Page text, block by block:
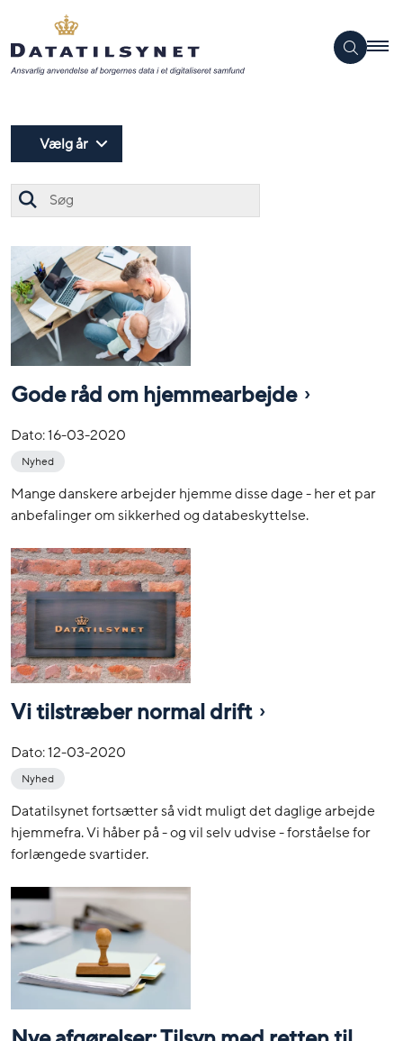
Vælg år
Gode råd om hjemmearbejde
Dato:16-03-2020
Nyhed
Mange danskere arbejder hjemme disse dage - her et par
anbefalinger om sikkerhed og databeskyttelse.
Vi tilstræber normal drift
Dato:12-03-2020
Nyhed
Datatilsynet fortsætter så vidt muligt det daglige arbejde
hjemmefra. Vi håber på - og vil selv udvise - forståelse for
forlængede svartider.